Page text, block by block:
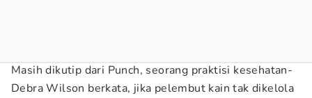
Masih dikutip dari Punch, seorang praktisi kesehatan-
Debra Wilson berkata, jika pelembut kain tak dikelola